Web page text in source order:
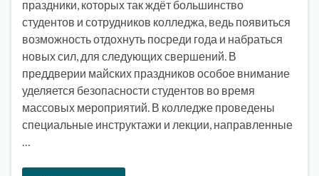
праздники, которых так ждёт большинство
студентов и сотрудников колледжа, ведь появиться
возможность отдохнуть посреди года и набраться
новых сил, для следующих свершений. В
преддверии майских праздников особое внимание
уделяется безопасности студентов во время
массовых мероприятий. В колледже проведены
специальные инструктажи и лекции, направленные
…